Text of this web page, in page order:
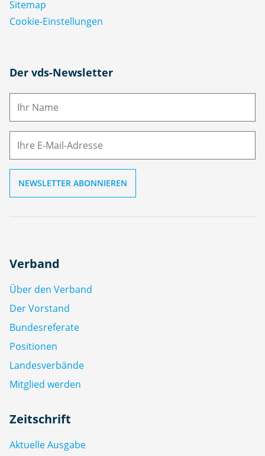
Sitemap
Cookie-Einstellungen
Der vds-Newsletter
N
M
Verband
Über den Verband
Der Vorstand
Bundesreferate
Positionen
Landesverbände
Mitglied werden
Zeitschrift
Aktuelle Ausgabe